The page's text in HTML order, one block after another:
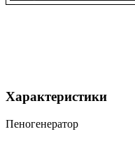
Характеристики
Пеногенератор